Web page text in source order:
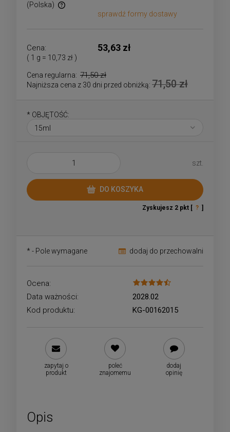
(Polska)
Cena nie zawiera ewentualnych kosztów płatności
sprawdź formy dostawy
Cena: 53,63 zł
( 1 g = 10,73 zł )
Cena regularna: 71,50 zł
Najniższa cena z 30 dni przed obniżką: 71,50 zł
* OBJĘTOŚĆ:
szt.
DO KOSZYKA
Zyskujesz 2 pkt [ ? ]
dodaj do przechowalni
* - Pole wymagane
Ocena:
Data ważności:
2028.02
Kod produktu:
KG-00162015
zapytaj o
produkt
poleć
znajomemu
dodaj
opinię
Opis